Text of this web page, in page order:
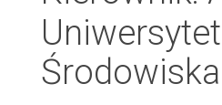
Środowiska